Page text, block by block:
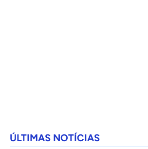
ÚLTIMAS NOTÍCIAS